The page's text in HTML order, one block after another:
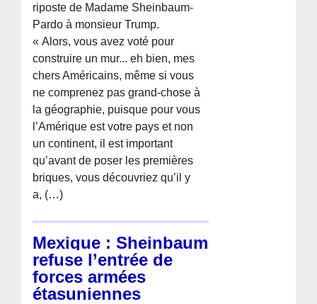
riposte de Madame Sheinbaum-
Pardo à monsieur Trump.
« Alors, vous avez voté pour
construire un mur... eh bien, mes
chers Américains, même si vous
ne comprenez pas grand-chose à
la géographie, puisque pour vous
l’Amérique est votre pays et non
un continent, il est important
qu’avant de poser les premières
briques, vous découvriez qu’il y
a, (…)
Mexique : Sheinbaum
refuse l’entrée de
forces armées
étasuniennes